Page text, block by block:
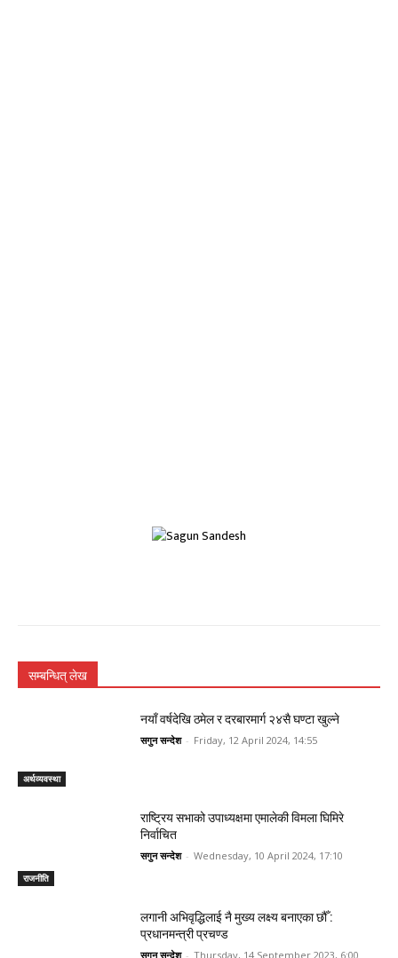
सम्बन्धित् लेख
अर्थव्यवस्था
नयाँ वर्षदेखि ठमेल र दरबारमार्ग २४सै घण्टा खुल्ने
सगुन सन्देश - Friday, 12 April 2024, 14:55
राजनीति
राष्ट्रिय सभाको उपाध्यक्षमा एमालेकी विमला घिमिरे
निर्वाचित
सगुन सन्देश - Wednesday, 10 April 2024, 17:10
लगानी अभिवृद्धिलाई नै मुख्य लक्ष्य बनाएका छौँ :
प्रधानमन्त्री प्रचण्ड
सगुन सन्देश - Thursday, 14 September 2023, 6:00